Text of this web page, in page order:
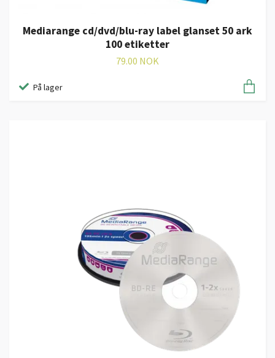
Mediarange cd/dvd/blu-ray label glanset 50 ark
100 etiketter
79.00 NOK
På lager